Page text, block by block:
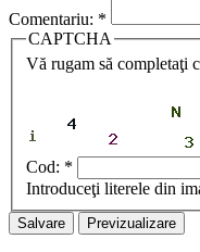
Comentariu: *
CAPTCHA
Vă rugam să completaţi
Cod: *
Introduceţi literele din